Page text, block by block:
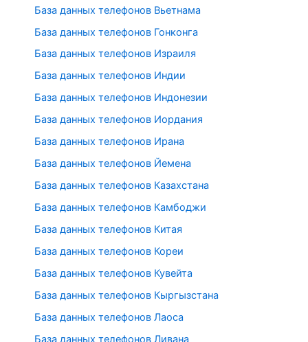
База данных телефонов Вьетнама
База данных телефонов Гонконга
База данных телефонов Израиля
База данных телефонов Индии
База данных телефонов Индонезии
База данных телефонов Иордания
База данных телефонов Ирана
База данных телефонов Йемена
База данных телефонов Казахстана
База данных телефонов Камбоджи
База данных телефонов Китая
База данных телефонов Кореи
База данных телефонов Кувейта
База данных телефонов Кыргызстана
База данных телефонов Лаоса
База данных телефонов Ливана